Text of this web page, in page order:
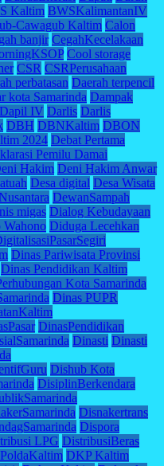
Kaltim BWSKalimantanIV
Cawagub Kaltim Calon
banjir CegahKecelakaan
Cool storage
CSR CSRPerusahaan
perbatasan Daerah terpencil
kota Samarinda Dampak
Dapil IV Darlis Darlis
DBH DBNKaltim DBON
2024 Debat Pertama
Pemilu Damai
Hakim Deni Hakim Anwar
Desa digital Desa Wisata
DewanSampah
migas Dialog Kebudayaan
Diduga Lecehkan
Dinas Pariwisata Provinsi
Dinas Pendidikan Kaltim
Kota Samarinda
Dinas PUPR
DinasPendidikan
Dinasti Dinasti
Dishub Kota
DisiplinBerkendara
Disnakertrans
Dispora
LPG DistribusiBeras
DKP Kaltim